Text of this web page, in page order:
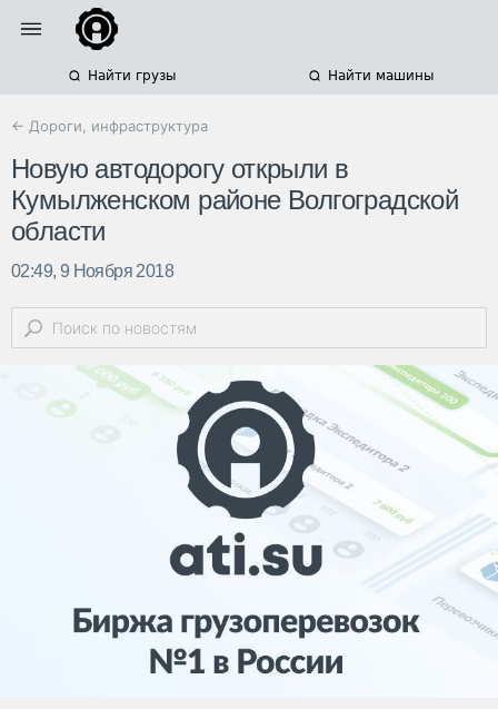
Найти грузы Найти машины
← Дороги, инфраструктура
Новую автодорогу открыли в
Кумылженском районе Волгоградской
области
02:49, 9 Ноября 2018